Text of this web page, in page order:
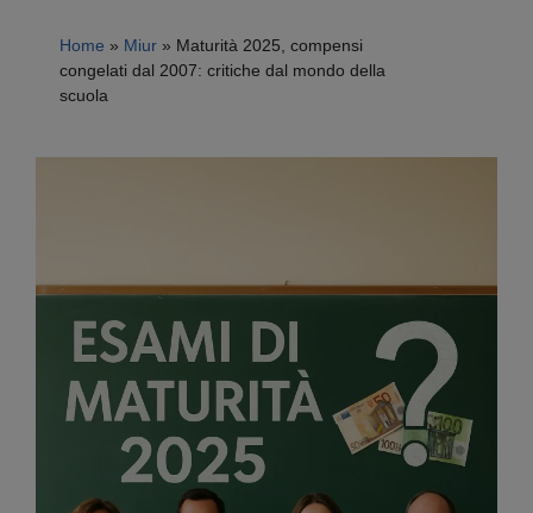
Home » Miur » Maturità 2025, compensi
congelati dal 2007: critiche dal mondo della
scuola